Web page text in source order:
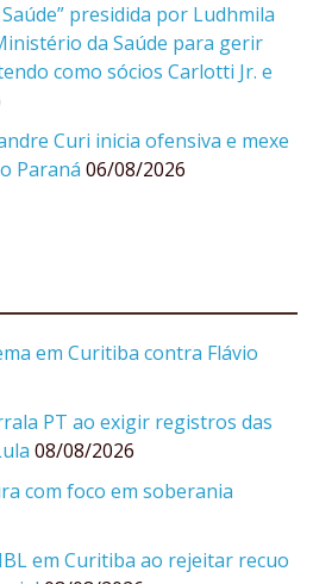
presidida por Ludhmila
da Saúde para gerir
como sócios Carlotti Jr. e
Curi inicia ofensiva e mexe
Paraná 06/08/2026
em Curitiba contra Flávio
PT ao exigir registros das
08/08/2026
com foco em soberania
em Curitiba ao rejeitar recuo